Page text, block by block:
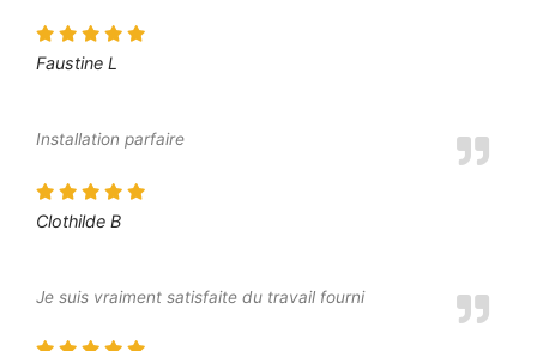
Faustine L
Installation parfaire
Clothilde B
Je suis vraiment satisfaite du travail fourni